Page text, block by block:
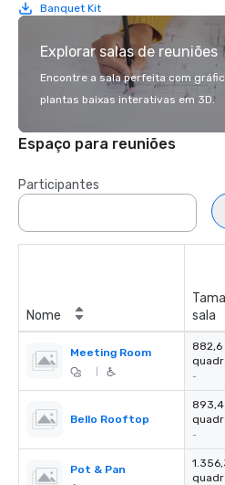
Banquet Kit
Explorar salas de reuniões
Encontre a sala perfeita com
plantas baixas interativas em 3D.
Espaço para reuniões
Participantes
Nome
sala
Meeting Room
882,6
-
Bello Rooftop
893,4
-
Pot & Pan